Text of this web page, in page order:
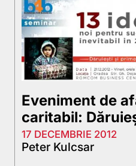
Eveniment de
caritabil:
17 DECEMBRIE 2012
Peter Kulcsar